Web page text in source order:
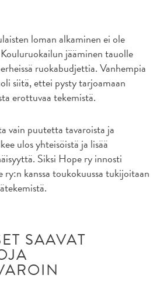
loman alkaminen ei ole
jääminen tauolle
ruokabudjettia. Vanhempia
siitä, ettei pysty tarjoamaan
erottuvaa tekemistä.
vain puutetta tavaroista ja
ulos yhteisöistä ja lisää
Siksi Hope ry innosti
ry:n kanssa toukokuussa tukijoitaan
SAAVAT